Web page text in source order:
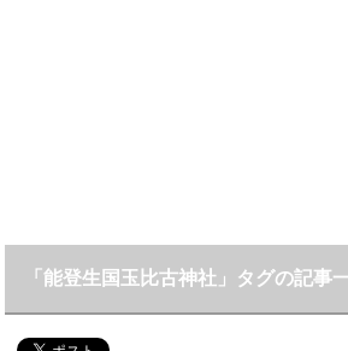
「能登生国玉比古神社」タグの記事